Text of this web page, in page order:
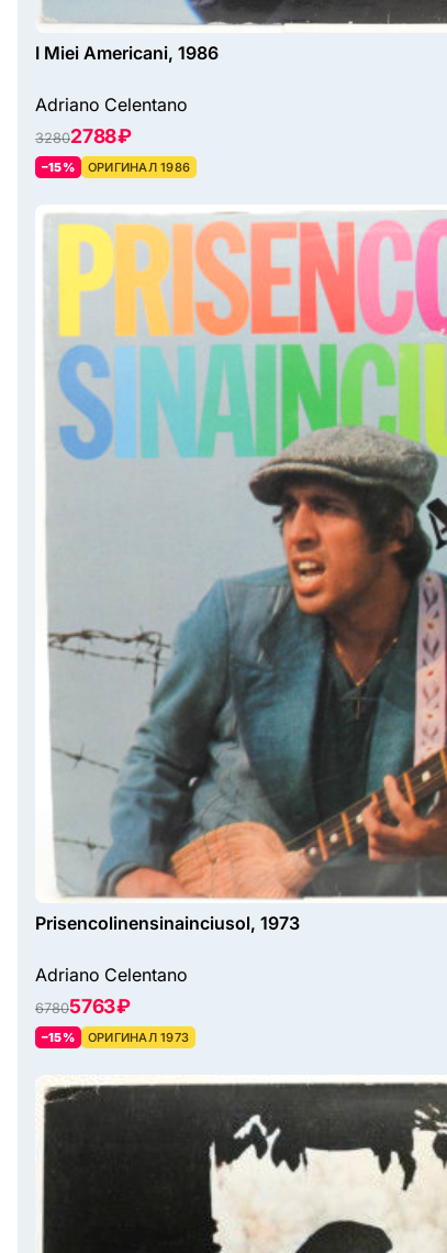
I Miei Americani, 1986
Adriano Celentano
32802788 ₽
–15% ОРИГИНАЛ 1986
Prisencolinensinainciusol, 1973
Adriano Celentano
67805763 ₽
–15% ОРИГИНАЛ 1973